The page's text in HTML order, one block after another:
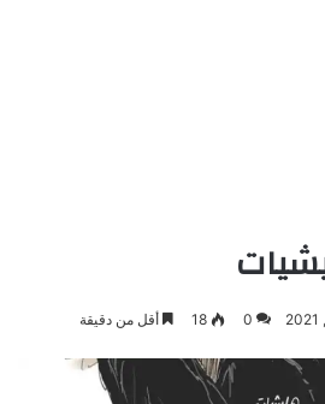
0
18 أقل من دقيقة